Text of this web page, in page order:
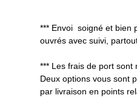
*** Envoi soigné et bien
ouvrés avec suivi,
*** Les frais de port sont
Deux options vous sont
par livraison en points